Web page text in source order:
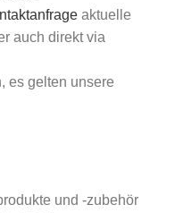
aktuelle
auch direkt via
es gelten unsere
und -zubehör